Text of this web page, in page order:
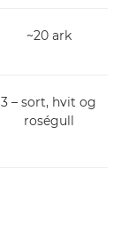
~20 ark
3 – sort, hvit og
roségull